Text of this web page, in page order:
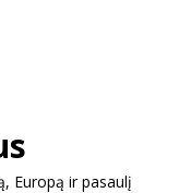
Europą ir pasaulį